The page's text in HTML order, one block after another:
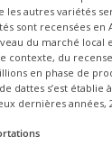
les autres variétés
sont recensées en
du marché local
contexte, du
en phase de
dattes s’est établie
dernières années,